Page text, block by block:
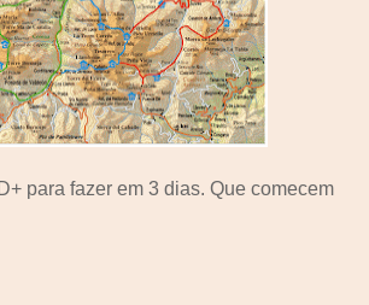
para fazer em 3 dias. Que comecem